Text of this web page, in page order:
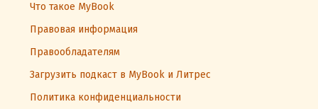
Что такое MyBook
Правовая информация
Правообладателям
Загрузить подкаст в MyBook и Литрес
Политика конфиденциальности